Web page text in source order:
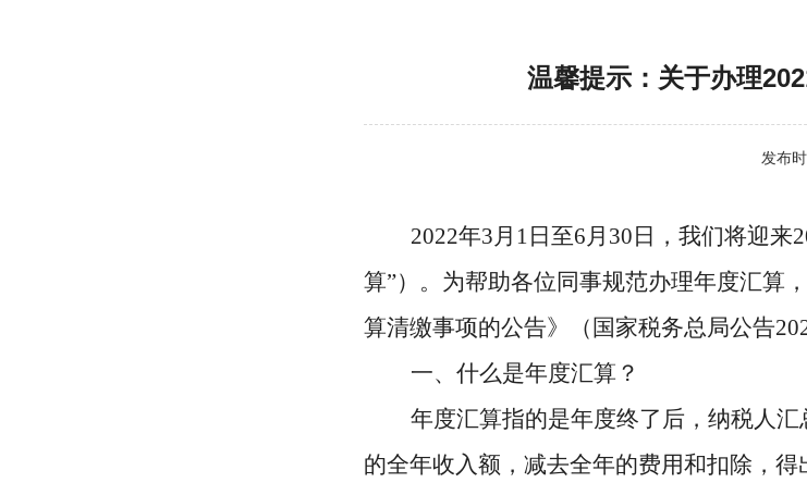
温馨提示：关于办理
发布
2022年3月1日至6月30日，我们将迎
算”） 。为帮助各位同事规范办理年度汇算 ，
算清缴事项的公告》（国家税务总局公告
一、 什么是年度汇算？
年度汇算指的是年度终了后，纳税人
的全年收入额，减去全年的费用和扣除，